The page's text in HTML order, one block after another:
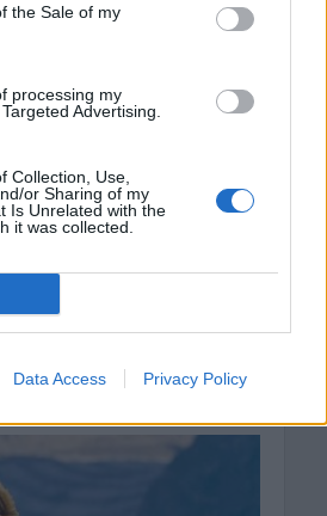
the Sale of my
processing my
Advertising.
Collection, Use,
or Sharing of my
Is Unrelated with the
it was collected.
Data Access Privacy Policy